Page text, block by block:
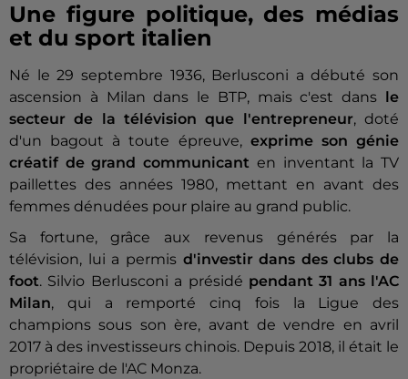
Une figure politique, des médias
et du sport italien
Né le 29 septembre 1936, Berlusconi a débuté son
ascension à Milan dans le BTP, mais c'est dans
le
secteur de la télévision que l'entrepreneur, doté
d'un bagout à toute épreuve, exprime son génie
créatif de grand communicant en inventant la TV
paillettes des années 1980, mettant en avant des
femmes dénudées pour plaire au grand public.
Sa fortune, grâce aux revenus générés par la
télévision, lui a permis d'investir dans des clubs de
foot. Silvio Berlusconi a présidé pendant 31 ans l'AC
Milan, qui a remporté cinq fois la Ligue des
champions sous son ère, avant de vendre en avril
2017 à des investisseurs chinois. Depuis 2018, il était le
propriétaire de l'AC Monza.